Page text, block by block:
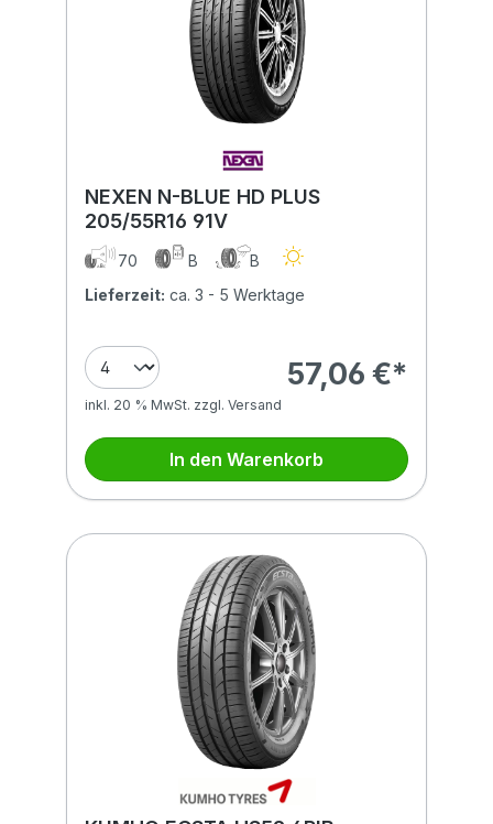
NEXEN N-BLUE HD PLUS
205/55R16 91V
70 B
B
Lieferzeit: ca. 3 - 5 Werktage
57,06 €*
inkl. 20 % MwSt. zzgl. Versand
In den Warenkorb